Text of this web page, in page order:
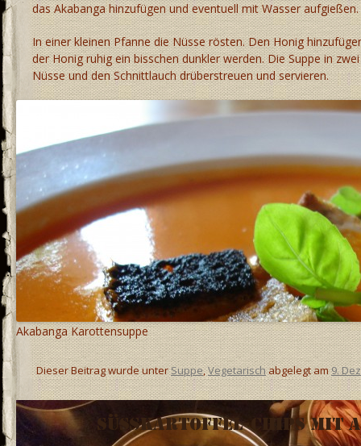
das Akabanga hinzufügen und eventuell mit Wasser aufgießen.
In einer kleinen Pfanne die Nüsse rösten. Den Honig
der Honig ruhig ein bisschen dunkler werden. Die Suppe in
Nüsse und den Schnittlauch drüberstreuen und servieren.
Akabanga Karottensuppe
Dieser Beitrag wurde unterSuppe,Vegetarischabgelegt am9.
Süßkartoffel-Chips mit